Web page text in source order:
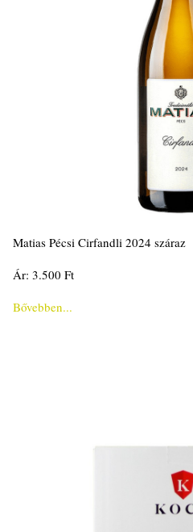
Matias Pécsi Cirfandli 2024 száraz
Ár: 3.500 Ft
Bővebben...